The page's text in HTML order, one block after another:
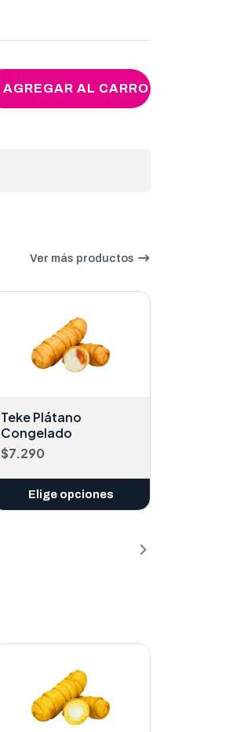
AGREGAR AL CARRO
Ver más productos
Teke Plátano
Congelado
$7.290
Elige opciones